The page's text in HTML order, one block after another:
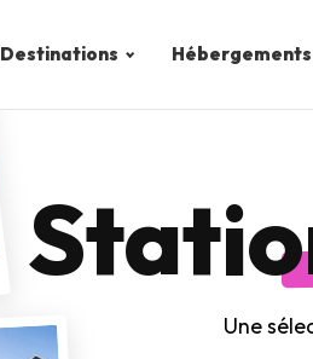
Destinations Hébergements
Une